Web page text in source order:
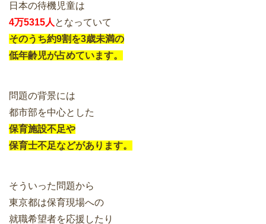
日本の待機児童は
4万5315人 となっていて
そのうち約9割を3歳未満の
低年齢児が占めています。
問題の背景には
都市部を中心とした
保育施設不足や
保育士不足などがあります。
そういった問題から
東京都は保育現場への
就職希望者を応援したり